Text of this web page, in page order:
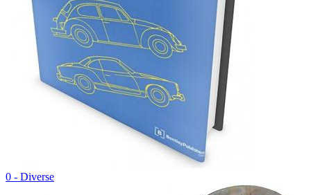
0 - Diverse